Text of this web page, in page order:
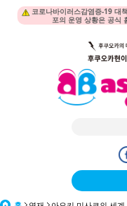
코로나바이러스감염증-19 대
포의 운영 상황은 공식